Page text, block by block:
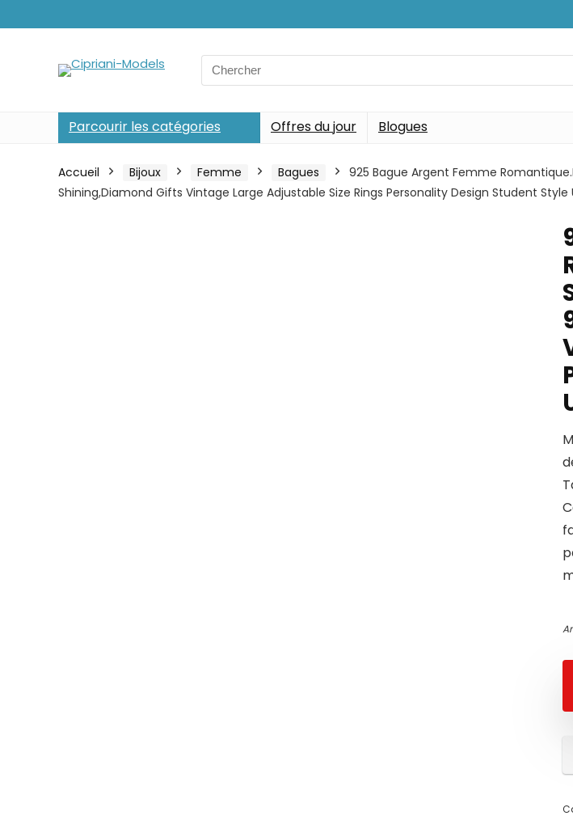
Search
for:
Parcourir les catégories Offres du jour Blogues
Accueil Bijoux Femme Bagues
925 Bague Argent Femme
Shining,Diamond Gifts Vintage Large Adjustable Size Rings Personality Design Student Style